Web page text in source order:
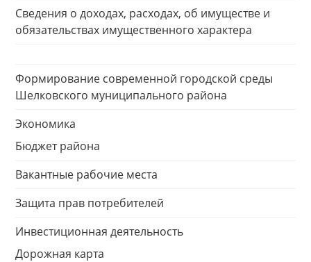
Сведения о доходах, расходах, об имуществе и
обязательствах имущественного характера
Формирование современной городской среды
Шелковского муниципального района
Экономика
Бюджет района
Вакантные рабочие места
Защита прав потребителей
Инвестиционная деятельность
Дорожная карта